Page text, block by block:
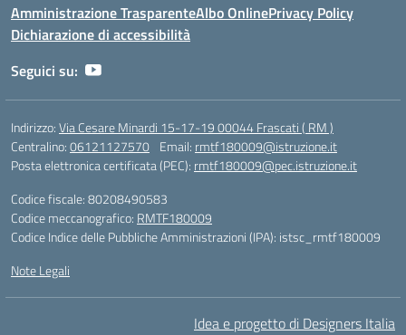
Amministrazione TrasparenteAlbo OnlinePrivacy Policy
Dichiarazione di accessibilità
Seguici su:
Indirizzo:Via Cesare Minardi 15-17-19 00044 Frascati ( RM )
Centralino:06121127570 Email: rmtf180009@istruzione.it
Posta elettronica certificata (PEC): rmtf180009@pec.istruzione.it
Codice fiscale: 80208490583
Codice meccanografico: RMTF180009
Codice Indice delle Pubbliche Amministrazioni (IPA): istsc_rmtf180009
Note Legali
Idea e progetto di Designers Italia